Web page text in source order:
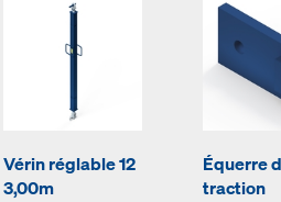
Vérin réglable 12
3,00m
Équerre
traction